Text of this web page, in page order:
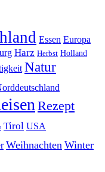
Essen Europa
Harz Herbst Holland
Natur
Rezept
Tirol USA
Weihnachten Winter